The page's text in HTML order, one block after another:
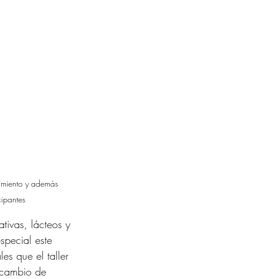
y además
lácteos y
este
que el taller
de